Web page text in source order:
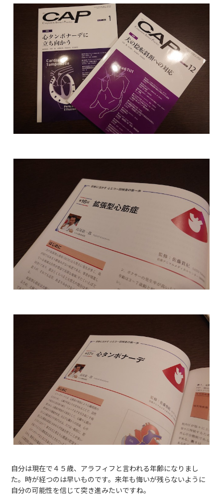
自分は現在で４５歳、アラフィフと言われる年齢になりまし
た。時が経つのは早いものです。来年も悔いが残らないように
自分の可能性を信じて突き進みたいですね。